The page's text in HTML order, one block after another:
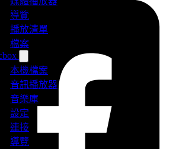
導覽
播放清單
檔案
本機檔案
音訊播放器
音樂庫
設定
連接
導覽